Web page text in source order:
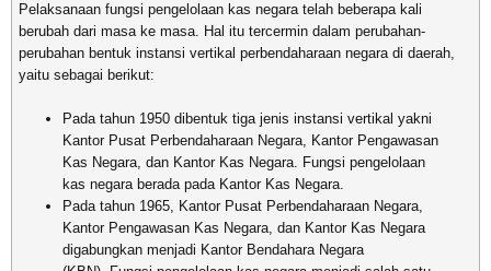
Pelaksanaan fungsi pengelolaan kas negara telah beberapa kali
berubah dari masa ke masa. Hal itu tercermin dalam perubahan-
perubahan bentuk instansi vertikal perbendaharaan negara di daerah,
yaitu sebagai berikut:
Pada tahun 1950 dibentuk tiga jenis instansi vertikal yakni
Kantor Pusat Perbendaharaan Negara, Kantor Pengawasan
Kas Negara, dan Kantor Kas Negara. Fungsi pengelolaan
kas negara berada pada Kantor Kas Negara.
Pada tahun 1965, Kantor Pusat Perbendaharaan Negara,
Kantor Pengawasan Kas Negara, dan Kantor Kas Negara
digabungkan menjadi Kantor Bendahara Negara